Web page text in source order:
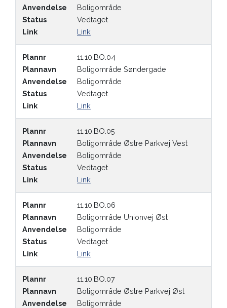
Anvendelse
Boligområde
Status
Vedtaget
Link
Link
Plannr
11.10.BO.04
Plannavn
Boligområde Søndergade
Anvendelse
Boligområde
Status
Vedtaget
Link
Link
Plannr
11.10.BO.05
Plannavn
Boligområde Østre Parkvej Vest
Anvendelse
Boligområde
Status
Vedtaget
Link
Link
Plannr
11.10.BO.06
Plannavn
Boligområde Unionvej Øst
Anvendelse
Boligområde
Status
Vedtaget
Link
Link
Plannr
11.10.BO.07
Plannavn
Boligområde Østre Parkvej Øst
Anvendelse
Boligområde